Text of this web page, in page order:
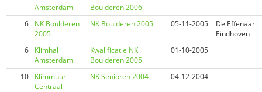
Amsterdam
Boulderen 2006
6
NK Boulderen
2005
NK Boulderen 2005 05-11-2005
De Effenaar
Eindhoven
6
Klimhal
Amsterdam
Kwalificatie NK
Boulderen 2005
01-10-2005
10
Klimmuur
Centraal
NK Senioren 2004 04-12-2004